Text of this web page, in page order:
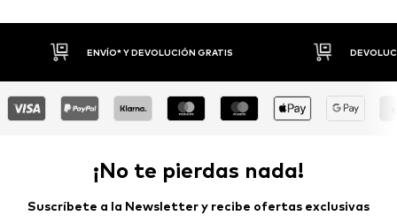
DEVOLUCIONES HASTA 30 DÍAS
¡No te pierdas nada!
Suscríbete a la Newsletter y recibe ofertas exclusivas